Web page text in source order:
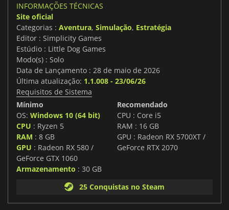
INFORMAÇÕES TÉCNICAS
Site oficial
Categorias : Aventura, Simulação, Estratégia
Editor : Simplicity Games
Estúdio : Little Dog Games
Modo(s) : Solo
Data de Lançamento : 28 de maio de 2026
Última atualização: 1.1.008 - 23/06/26
Requisitos de Sistema
Mínimo
OS: Windows 10 (64 bit)
CPU : Ryzen 5
RAM : 8 GB
GPU : Radeon RX 580 /
GeForce GTX 1060
Armazenamento : 30 GB
Recomendado
CPU : Core i5
RAM : 16 GB
GPU : Radeon RX 5700XT /
GeForce RTX 2070
25 Conquistas no Steam